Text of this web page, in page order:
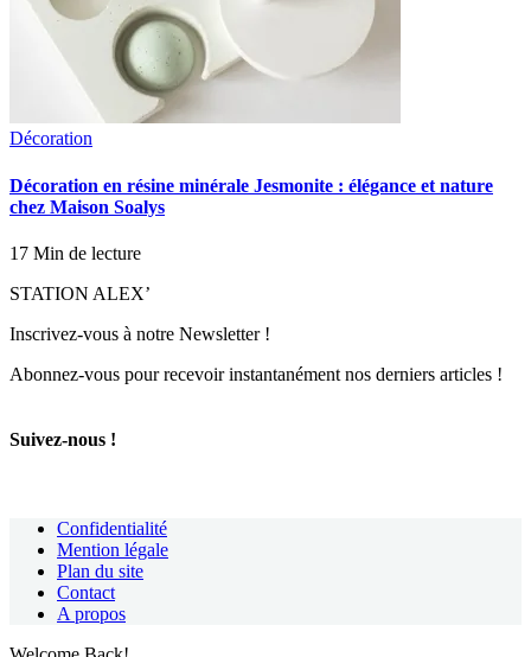
Décoration
Décoration en résine minérale Jesmonite : élégance et nature
chez Maison Soalys
17 Min de lecture
STATION ALEX’
Inscrivez-vous à notre Newsletter !
Abonnez-vous pour recevoir instantanément nos derniers articles !
Suivez-nous !
Confidentialité
Mention légale
Plan du site
Contact
A propos